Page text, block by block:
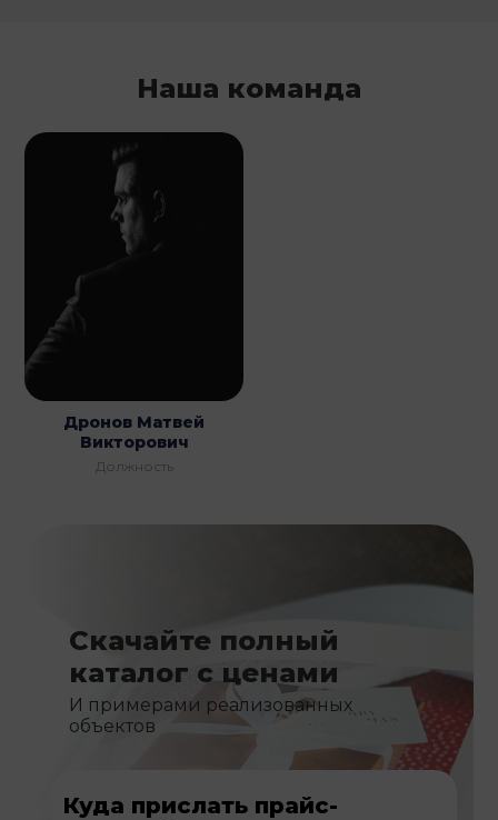
Наша команда
Дронов Матвей
Викторович
Должность
Скачайте полный
каталог с ценами
И примерами реализованных
объектов
Куда прислать прайс-